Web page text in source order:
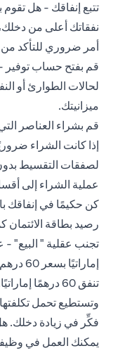
تتبع إنفاقك - هل تقوم
نفقاتك أعلى من
أمر ضروري للتأكد
قم بفتح حساب توفير
لحالات الطوارئ أو
ميزانيتك.
قم بشراء العناصر
إذا كانت الشراء
عملية الشراء إلى
كن حكيمًا في إنفاقك
رصيد بطاقة الائتمان
تنفق 60 درهمًا
وتستطيع تحمل
فكِّر في زيادة دخلك.
يمكنك العمل في